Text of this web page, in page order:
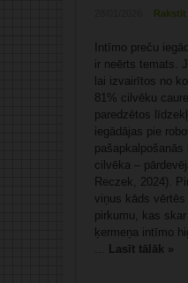
Intīmo preču
ir neērts temats.
lai izvairītos no
81% cilvēku
paredzētos
iegādājas pie
cilvēka –
Reczek, 2024).
viņus kāds
pirkumu, kas
ķermeņa intīmo
... Lasīt tālāk »